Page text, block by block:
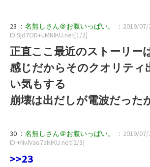
23 ： 名無しさん＠お腹いっぱい。
：2019/
ID:9jd7OD+uMNIKU.net[1/2]
正直ここ最近のストーリー
感じだからそのクオリティ
い気もする
崩壊は出だしが電波だった
30 ： 名無しさん＠お腹いっぱい。
：2019/
ID:+NvlVao7aNIKU.net[2/3]
>>23